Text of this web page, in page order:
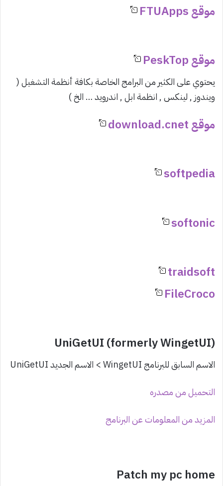
موقع FTUApps
موقع PeskTop
يحتوي على الكثير من البرامج الخاصة بكافة أنظمة التشغيل (
ويندوز , لينكس , انظمة ابل , اندرويد … الخ )
موقع download.cnet
softpedia
softonic
traidsoft
FileCroco
UniGetUI (formerly WingetUI)
الاسم السابق للبرنامج WingetUI > الاسم الجديد UniGetUI
التحميل من مصدره
المزيد من المعلومات عن البرنامج
Patch my pc home